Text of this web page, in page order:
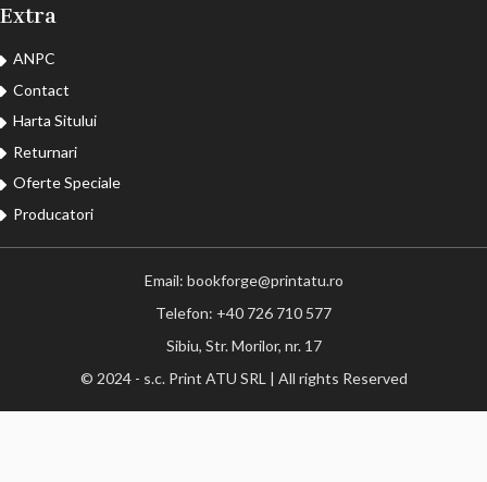
Extra
ANPC
Contact
Harta Sitului
Returnari
Oferte Speciale
Producatori
Email: bookforge@printatu.ro
Telefon: +40 726 710 577
Sibiu, Str. Morilor, nr. 17
© 2024 - s.c. Print ATU SRL | All rights Reserved